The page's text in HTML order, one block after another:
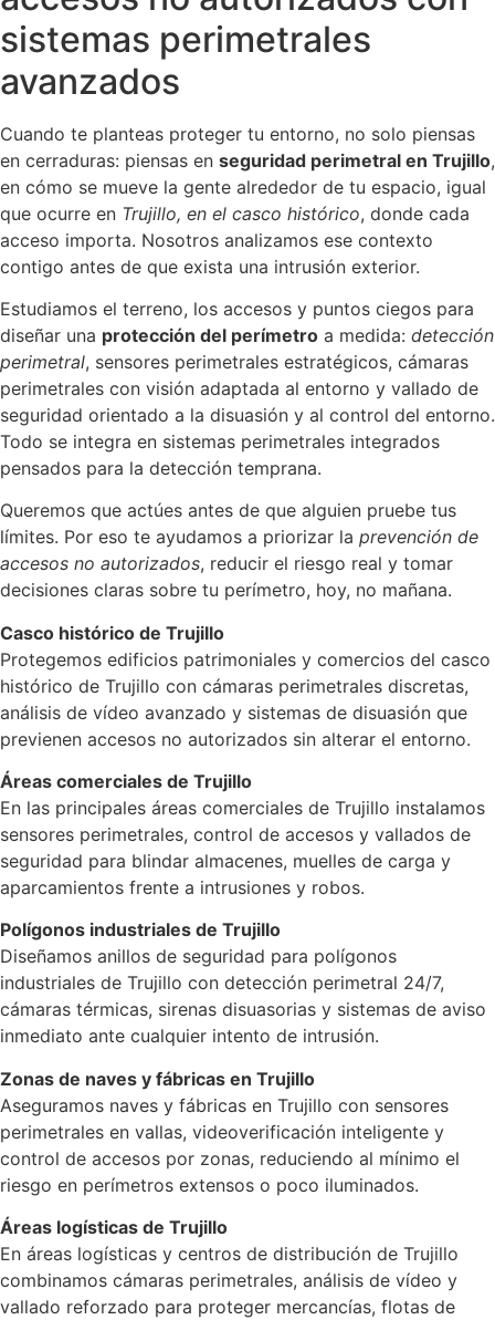
sistemas perimetrales
avanzados
Cuando te planteas proteger tu entorno, no solo piensas
en cerraduras: piensas en seguridad perimetral en Trujillo,
en cómo se mueve la gente alrededor de tu espacio, igual
que ocurre en Trujillo, en el casco histórico, donde cada
acceso importa. Nosotros analizamos ese contexto
contigo antes de que exista una intrusión exterior.
Estudiamos el terreno, los accesos y puntos ciegos para
diseñar una protección del perímetro a medida: detección
perimetral, sensores perimetrales estratégicos, cámaras
perimetrales con visión adaptada al entorno y vallado de
seguridad orientado a la disuasión y al control del entorno.
Todo se integra en sistemas perimetrales integrados
pensados para la detección temprana.
Queremos que actúes antes de que alguien pruebe tus
límites. Por eso te ayudamos a priorizar la prevención de
accesos no autorizados, reducir el riesgo real y tomar
decisiones claras sobre tu perímetro, hoy, no mañana.
Casco histórico de Trujillo
Protegemos edificios patrimoniales y comercios del casco
histórico de Trujillo con cámaras perimetrales discretas,
análisis de vídeo avanzado y sistemas de disuasión que
previenen accesos no autorizados sin alterar el entorno.
Áreas comerciales de Trujillo
En las principales áreas comerciales de Trujillo instalamos
sensores perimetrales, control de accesos y vallados de
seguridad para blindar almacenes, muelles de carga y
aparcamientos frente a intrusiones y robos.
Polígonos industriales de Trujillo
Diseñamos anillos de seguridad para polígonos
industriales de Trujillo con detección perimetral 24/7,
cámaras térmicas, sirenas disuasorias y sistemas de aviso
inmediato ante cualquier intento de intrusión.
Zonas de naves y fábricas en Trujillo
Aseguramos naves y fábricas en Trujillo con sensores
perimetrales en vallas, videoverificación inteligente y
control de accesos por zonas, reduciendo al mínimo el
riesgo en perímetros extensos o poco iluminados.
Áreas logísticas de Trujillo
En áreas logísticas y centros de distribución de Trujillo
combinamos cámaras perimetrales, análisis de vídeo y
vallado reforzado para proteger mercancías, flotas de